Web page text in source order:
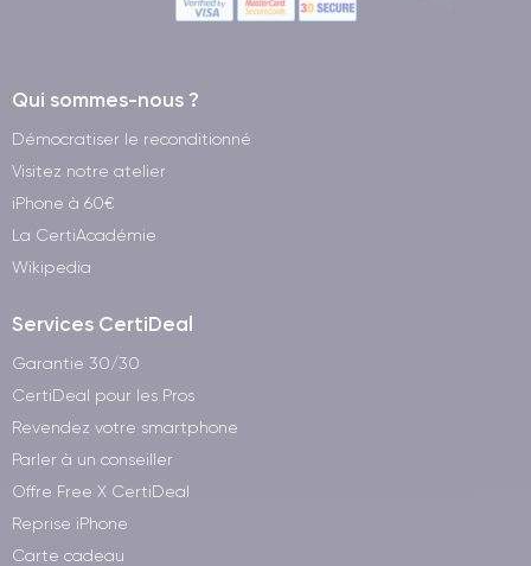
Qui sommes-nous ?
Démocratiser le reconditionné
Visitez notre atelier
iPhone à 60€
La CertiAcadémie
Wikipedia
Services CertiDeal
Garantie 30/30
CertiDeal pour les Pros
Revendez votre smartphone
Parler à un conseiller
Offre Free X CertiDeal
Reprise iPhone
Carte cadeau